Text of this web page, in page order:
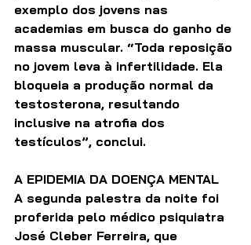
exemplo dos jovens nas
academias em busca do ganho de
massa muscular. “Toda reposição
no jovem leva à infertilidade. Ela
bloqueia a produção normal da
testosterona, resultando
inclusive na atrofia dos
testículos”, conclui.
A EPIDEMIA DA DOENÇA MENTAL
A segunda palestra da noite foi
proferida pelo médico psiquiatra
José Cleber Ferreira, que